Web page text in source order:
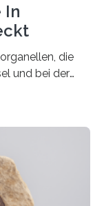
In
die
und bei der
präzise in
Ralf Erdmann
bislang
des
Bäckerhefe